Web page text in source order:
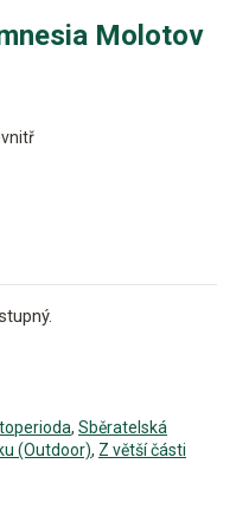
Molotov
, Sběratelská
(Outdoor), Z větší části